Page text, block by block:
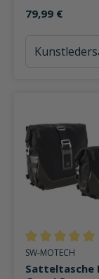
Stauraum
79,99 €
SW-MOTECH
Satteltasche